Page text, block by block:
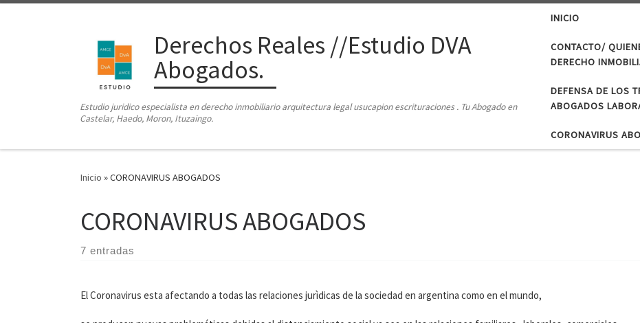
Derechos Reales //Estudio DVA
Abogados.
Estudio juridico especialista en derecho inmobiliario arquitectura legal usucapion escrituraciones . Tu Abogado en
Castelar, Haedo, Moron, Ituzaingo.
INICIO
CONTACTO/
DERECHO
DEFENSA DE LOS
ABOGADOS
CORONAVIRUS
Inicio »CORONAVIRUS ABOGADOS
CORONAVIRUS ABOGADOS
7 entradas
El Coronavirus esta afectando a todas las relaciones jurìdicas de la sociedad en argentina como en el mundo,